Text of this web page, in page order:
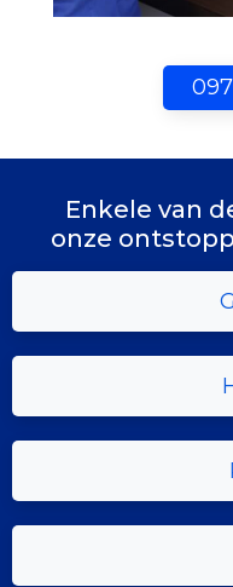
Enkele van
onze